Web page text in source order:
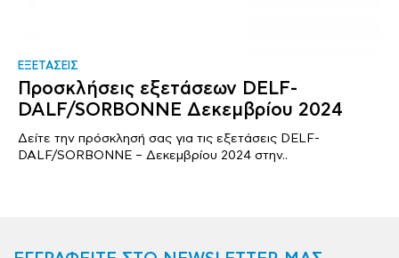
ΕΞΕΤΑΣΕΙΣ
Προσκλήσεις εξετάσεων DELF-
DALF/SORBONNE Δεκεμβρίου 2024
Δείτε την πρόσκλησή σας για τις εξετάσεις DELF-
DALF/SORBONNE – Δεκεμβρίου 2024 στην..